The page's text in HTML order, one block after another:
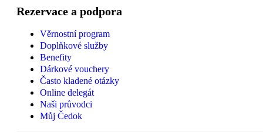
Rezervace a podpora
Věrnostní program
Doplňkové služby
Benefity
Dárkové vouchery
Často kladené otázky
Online delegát
Naši průvodci
Můj Čedok